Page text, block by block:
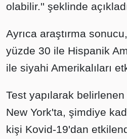
olabilir.'' şeklinde
Ayrıca araştırma
yüzde 30 ile Hispanik
ile siyahi Amerikalıları
Test yapılarak
New York'ta, şimdiye
kişi Kovid-19'dan